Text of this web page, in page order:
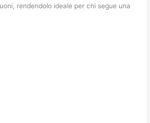
rendendolo ideale per chi segue una